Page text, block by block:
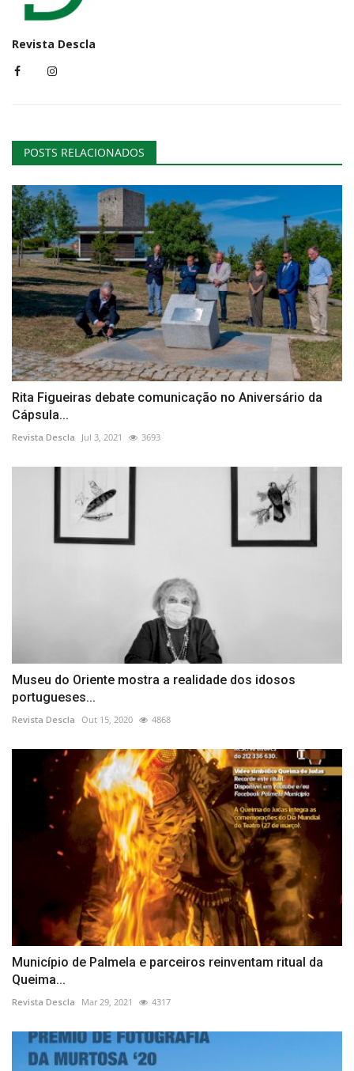
Revista Descla
POSTS RELACIONADOS
Rita Figueiras debate comunicação no Aniversário da
Cápsula...
Revista Descla Jul 3, 2021 3693
Museu do Oriente mostra a realidade dos idosos
portugueses...
Revista Descla Out 15, 2020 4868
Município de Palmela e parceiros reinventam ritual da
Queima...
Revista Descla Mar 29, 2021 4317